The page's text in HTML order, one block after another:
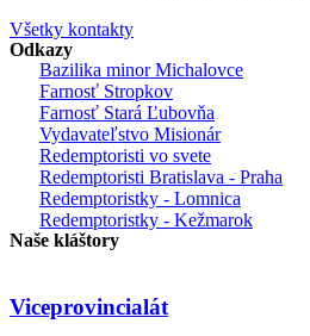
Všetky kontakty
Odkazy
Bazilika minor Michalovce
Farnosť Stropkov
Farnosť Stará Ľubovňa
Vydavateľstvo Misionár
Redemptoristi vo svete
Redemptoristi Bratislava - Praha
Redemptoristky - Lomnica
Redemptoristky - Kežmarok
Naše kláštory
Viceprovincialát